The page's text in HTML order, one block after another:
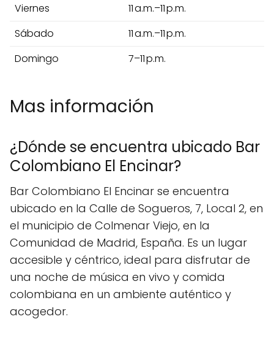
Viernes
11 a.m.–11 p.m.
Sábado
11 a.m.–11 p.m.
Domingo
7–11 p.m.
Mas información
¿Dónde se encuentra ubicado Bar
Colombiano El Encinar?
Bar Colombiano El Encinar se encuentra
ubicado en la Calle de Sogueros, 7, Local 2, en
el municipio de Colmenar Viejo, en la
Comunidad de Madrid, España. Es un lugar
accesible y céntrico, ideal para disfrutar de
una noche de música en vivo y comida
colombiana en un ambiente auténtico y
acogedor.